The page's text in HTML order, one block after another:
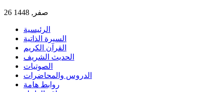
26 صفر, 1448
الرئيسية
السيرة الذاتية
القرآن الكريم
الحديث الشريف
الصوتيات
الدروس والمحاضرات
روابط هامة